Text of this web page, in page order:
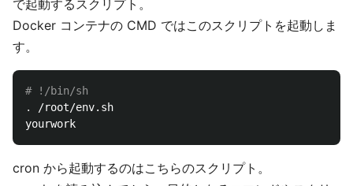
で起動するスクリプト。
Docker コンテナの CMD ではこのスクリプトを起動しま
す。
# !/bin/sh
.
/root/env.sh
cron から起動するのはこちらのスクリプト。